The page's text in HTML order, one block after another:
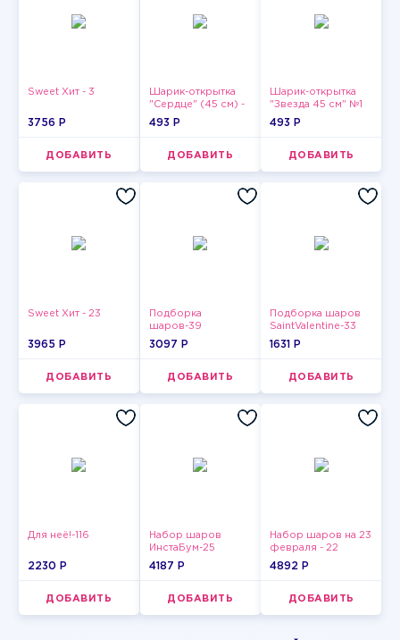
Sweet Хит - 3
3756 P
ДОБАВИТЬ
Шарик-открытка
"Сердце" (45 см) -
2
493 P
ДОБАВИТЬ
Шарик-открытка
"Звезда 45 см" №1
493 P
ДОБАВИТЬ
Sweet Хит - 23
3965 P
ДОБАВИТЬ
Подборка
шаров-39
3097 P
ДОБАВИТЬ
Подборка шаров
SaintValentine-33
1631 P
ДОБАВИТЬ
Для неё!-116
2230 P
ДОБАВИТЬ
Набор шаров
ИнстаБум-25
4187 P
ДОБАВИТЬ
Набор шаров на 23
февраля - 22
4892 P
ДОБАВИТЬ